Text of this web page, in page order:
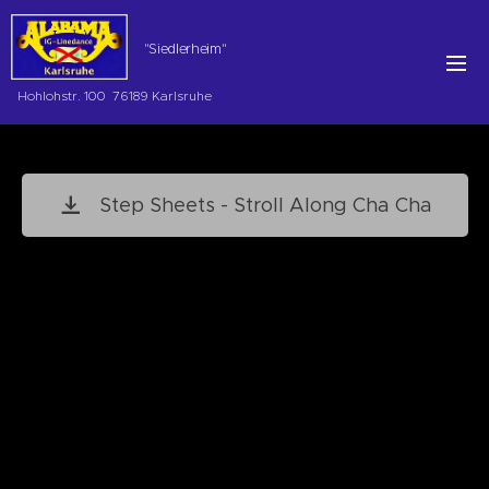
"Siedlerheim"
Hohlohstr. 100 76189 Karlsruhe
Step Sheets - Stroll Along Cha Cha